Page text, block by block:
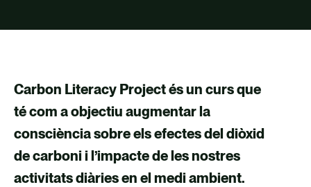
Carbon Literacy Project és un curs que
té com a objectiu augmentar la
consciència sobre els efectes del diòxid
de carboni i l’impacte de les nostres
activitats diàries en el medi ambient.​